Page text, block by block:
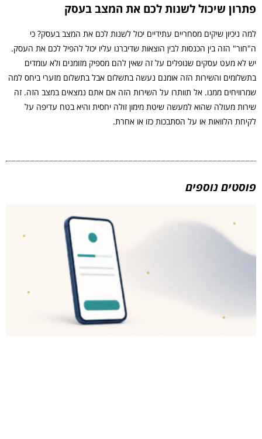
פתרון שיכול לשנות לכם את המצב בעסק
למה ניכיון שיקים מסחריים עתידיים יכול לשנות לכם את המצב בעסק? כי
ה"חור" הזה בין הכנסות לבין הוצאות שדיברנו עליו יכול להפיל לכם את העסק.
יש לא מעט עסקים שנופלים על זה שאין להם מספיק מזומנים ולא עומדים
בתשלומים והשירות הזה אומנם נעשה בתשלום אבל בתשלום מזערי ביחס למה
שמרוויחים ממנו. אל תוותרו על השירות הזה אם אתם נמצאים במצב הזה. זה
שירות מעולה שהוא למעשה שיטת מימון זולה יחסית והיא בטח עדיפה על
לקיחת הלוואות או על הסתבכות כזו או אחרת.
פוסטים נוספים